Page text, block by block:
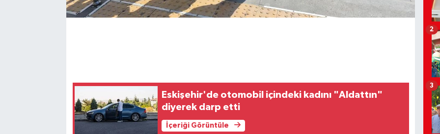
Eskişehir'de otomobil içindeki kadını "Aldattın"
diyerek darp etti
İçeriği Görüntüle
2
3